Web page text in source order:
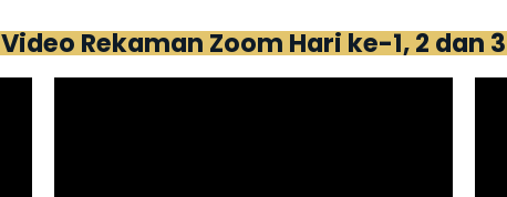
Video Rekaman Zoom Hari ke-1, 2 dan 3